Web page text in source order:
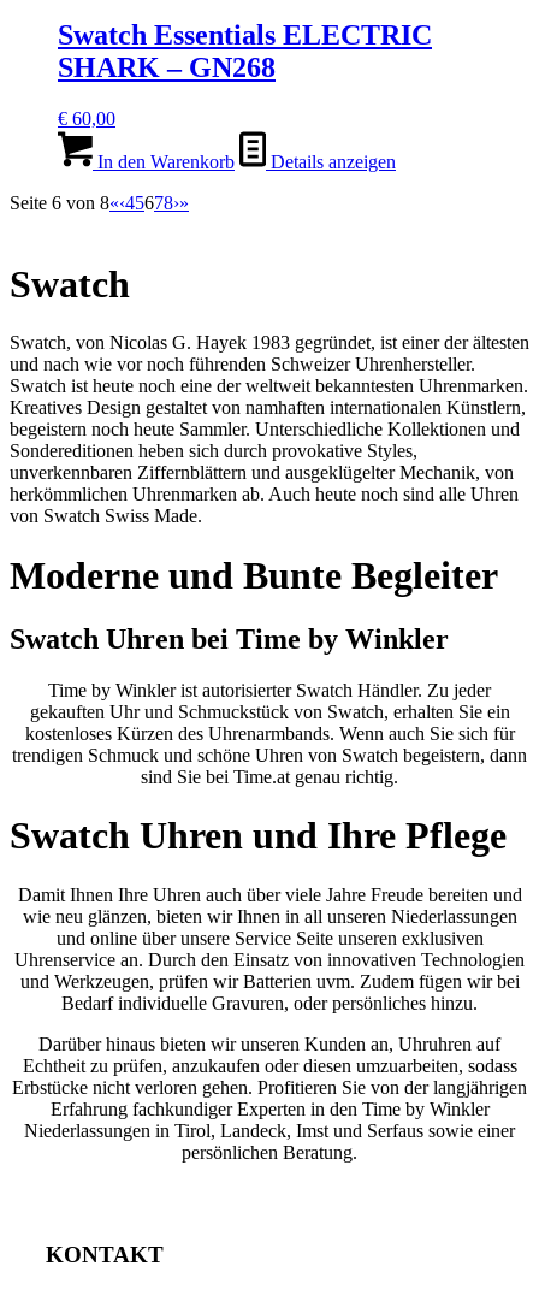
Swatch Essentials ELECTRIC
SHARK – GN268
€ 60,00
In den Warenkorb
Details anzeigen
Seite 6 von 8«‹45678›»
Swatch
Swatch, von Nicolas G. Hayek 1983 gegründet, ist einer der ältesten
und nach wie vor noch führenden Schweizer Uhrenhersteller.
Swatch ist heute noch eine der weltweit bekanntesten Uhrenmarken.
Kreatives Design gestaltet von namhaften internationalen Künstlern,
begeistern noch heute Sammler. Unterschiedliche Kollektionen und
Sondereditionen heben sich durch provokative Styles,
unverkennbaren Ziffernblättern und ausgeklügelter Mechanik, von
herkömmlichen Uhrenmarken ab. Auch heute noch sind alle Uhren
von Swatch Swiss Made.
Moderne und Bunte Begleiter
Swatch Uhren bei Time by Winkler
Time by Winkler ist autorisierter Swatch Händler. Zu jeder
gekauften Uhr und Schmuckstück von Swatch, erhalten Sie ein
kostenloses Kürzen des Uhrenarmbands. Wenn auch Sie sich für
trendigen Schmuck und schöne Uhren von Swatch begeistern, dann
sind Sie bei Time.at genau richtig.
Swatch Uhren und Ihre Pflege
Damit Ihnen Ihre Uhren auch über viele Jahre Freude bereiten und
wie neu glänzen, bieten wir Ihnen in all unseren Niederlassungen
und online über unsere Service Seite unseren exklusiven
Uhrenservice an. Durch den Einsatz von innovativen Technologien
und Werkzeugen, prüfen wir Batterien uvm. Zudem fügen wir bei
Bedarf individuelle Gravuren, oder persönliches hinzu.
Darüber hinaus bieten wir unseren Kunden an, Uhruhren auf
Echtheit zu prüfen, anzukaufen oder diesen umzuarbeiten, sodass
Erbstücke nicht verloren gehen. Profitieren Sie von der langjährigen
Erfahrung fachkundiger Experten in den Time by Winkler
Niederlassungen in Tirol, Landeck, Imst und Serfaus sowie einer
persönlichen Beratung.
KONTAKT